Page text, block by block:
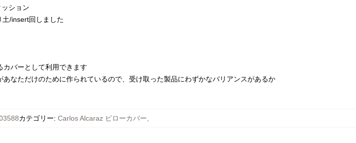
ション
/insert回しました
バーとして利用できます
なただけのために作られているので、受け取った製品にわずかなバリアンスがあるか
カテゴリー: Carlos Alcaraz ピローカバー